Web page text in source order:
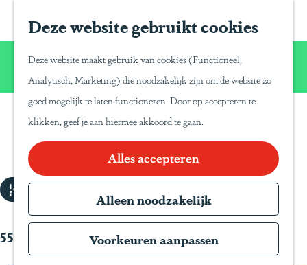
Deze website gebruikt cookies
Deze website maakt gebruik van cookies (Functioneel,
Analytisch, Marketing) die noodzakelijk zijn om de website zo
goed mogelijk te laten functioneren. Door op accepteren te
klikken, geef je aan hiermee akkoord te gaan.
Alles accepteren
Alleen noodzakelijk
Voorkeuren aanpassen
Inspiratie
Reisinspiratie
Blog
Duurzaam reizen
Gente Mágica
Inspiratiedagen
KLM Holland
Herald
Magazine
Webinars
k
a
T
a
Wij willen u net zo van Latijns-Amerika laten
genieten zoals wij dat zelf doen!
Klantervaringen
W
a
t
Filter
55 t/m 63 van 65 resultaten